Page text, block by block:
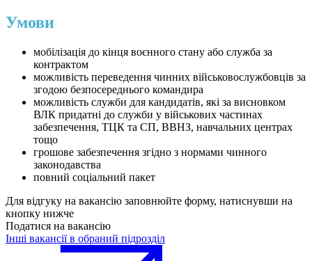
Умови
мобілізація до кінця воєнного стану або служба за
контрактом
можливість переведення чинних військовослужбовців за
згодою безпосереднього командира
можливість служби для кандидатів, які за висновком
ВЛК придатні до служби у військових частинах
забезпечення, ТЦК та СП, ВВНЗ, навчальних центрах
тощо
грошове забезпечення згідно з нормами чинного
законодавства
повний соціальний пакет
Для відгуку на вакансію заповнюйте форму, натиснувши на
кнопку нижче
Податися на вакансію
Інші вакансії в обраний підрозділ